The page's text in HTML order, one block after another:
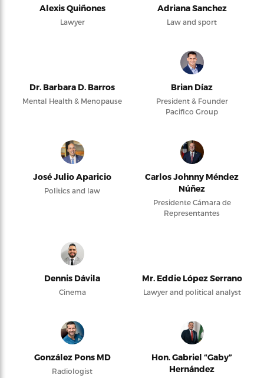
Alexis Quiñones
Lawyer
Adriana Sanchez
Law and sport
Dr. Barbara D. Barros
Mental Health & Menopause
Brian Díaz
President & Founder
Pacifico Group
José Julio Aparicio
Politics and law
Carlos Johnny Méndez
Núñez
Presidente Cámara de
Representantes
Dennis Dávila
Cinema
Mr. Eddie López Serrano
Lawyer and political analyst
González Pons MD
Radiologist
Hon. Gabriel “Gaby”
Hernández